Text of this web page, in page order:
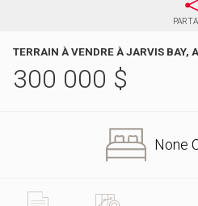
TERRAIN À VENDRE À JARVIS BAY,
300 000 $
None